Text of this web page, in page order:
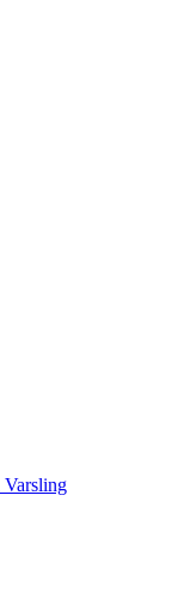
Varsling